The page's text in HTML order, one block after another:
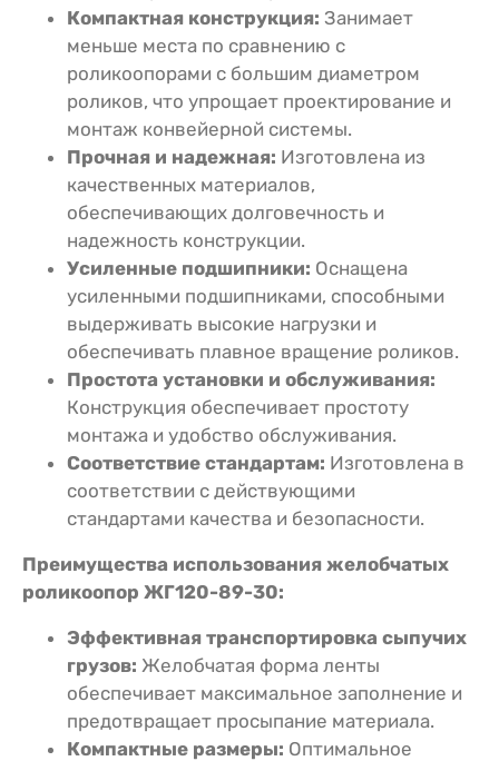
Компактная конструкция: Занимает
меньше места по сравнению с
роликоопорами с большим диаметром
роликов, что упрощает проектирование и
монтаж конвейерной системы.
Прочная и надежная: Изготовлена из
качественных материалов,
обеспечивающих долговечность и
надежность конструкции.
Усиленные подшипники: Оснащена
усиленными подшипниками, способными
выдерживать высокие нагрузки и
обеспечивать плавное вращение роликов.
Простота установки и обслуживания:
Конструкция обеспечивает простоту
монтажа и удобство обслуживания.
Соответствие стандартам: Изготовлена в
соответствии с действующими
стандартами качества и безопасности.
Преимущества использования желобчатых
роликоопор ЖГ120-89-30:
Эффективная транспортировка сыпучих
грузов: Желобчатая форма ленты
обеспечивает максимальное заполнение и
предотвращает просыпание материала.
Компактные размеры: Оптимальное